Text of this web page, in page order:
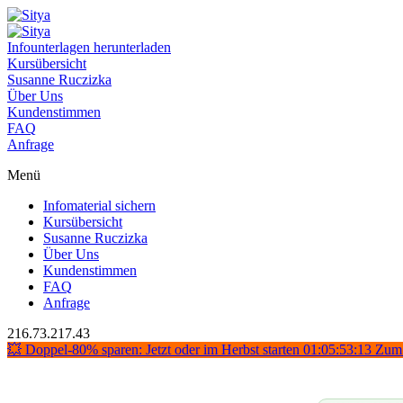
Infounterlagen herunterladen
Kursübersicht
Susanne Ruczizka
Über Uns
Kundenstimmen
FAQ
Anfrage
Menü
Infomaterial sichern
Kursübersicht
Susanne Ruczizka
Über Uns
Kundenstimmen
FAQ
Anfrage
216.73.217.43
💥 Doppel-80% sparen: Jetzt oder im Herbst starten 01:05:53:12